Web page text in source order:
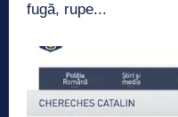
fugă, rupe...